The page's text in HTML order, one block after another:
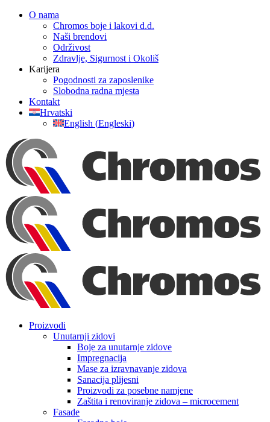
Skip
O nama
Chromos boje i lakovi d.d.
Naši brendovi
Održivost
Zdravlje, Sigurnost i Okoliš
Karijera
Pogodnosti za zaposlenike
Slobodna radna mjesta
Kontakt
Hrvatski
English (Engleski)
Facebook
YouTube
Proizvodi
Unutarnji zidovi
Boje za unutarnje zidove
Impregnacija
Mase za izravnavanje zidova
Sanacija plijesni
Proizvodi za posebne namjene
Zaštita i renoviranje zidova – microcement
Fasade